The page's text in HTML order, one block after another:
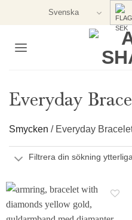
Svenska
Everyday
Smycken / Everyday
Filtrera din sökning